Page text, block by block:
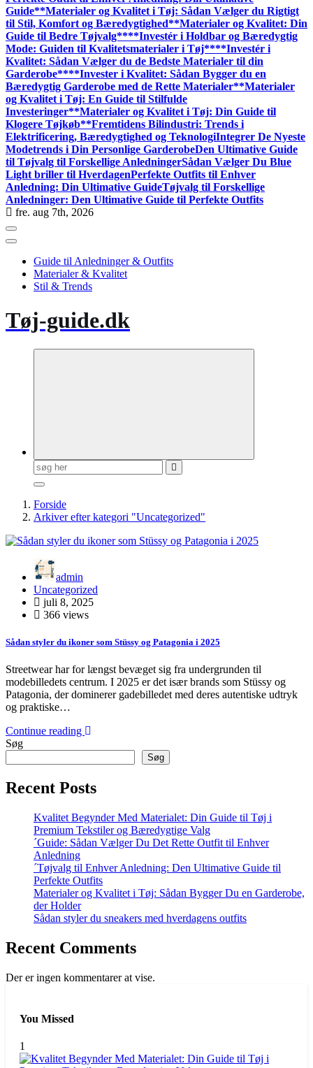
Guide**Materialer og Kvalitet i Tøj: Sådan Vælger du Rigtigt
til Stil, Komfort og Bæredygtighed**Materialer og Kvalitet: Din
Guide til Bedre Tøjvalg****Investér i Holdbar og Bæredygtig
Mode: Guiden til Kvalitetsmaterialer i Tøj****Investér i
Kvalitet: Sådan Vælger du de Bedste Materialer til din
Garderobe****Invester i Kvalitet: Sådan Bygger du en
Bæredygtig Garderobe med de Rette Materialer**Materialer
og Kvalitet i Tøj: En Guide til Stilfulde
Investeringer**Materialer og Kvalitet i Tøj: Din Guide til
Klogere Tøjkøb**Fremtidens Bilindustri: Trends i
Elektrificering, Bæredygtighed og TeknologiIntegrer De Nyeste
Modetrends i Din Personlige GarderobeDen Ultimative Guide
til Tøjvalg til Forskellige AnledningerSådan Vælger Du Blue
Light briller til HverdagenPerfekte Outfits til Enhver
Anledning: Din Ultimative GuideTøjvalg til Forskellige
Anledninger: Den Ultimative Guide til Perfekte Outfits
fre. aug 7th, 2026
Guide til Anledninger & Outfits
Materialer & Kvalitet
Stil & Trends
Tøj-guide.dk
Søg
efter:
Forside
Arkiver efter kategori "Uncategorized"
admin
Uncategorized
juli 8, 2025
366 views
Sådan styler du ikoner som Stüssy og Patagonia i 2025
Streetwear har for længst bevæget sig fra undergrunden til
modebilledets centrum. I 2025 er det især brands som Stüssy og
Patagonia, der dominerer gadebilledet med deres autentiske udtryk
og praktiske…
Continue reading
Søg
Søg
Recent Posts
Kvalitet Begynder Med Materialet: Din Guide til Tøj i
Premium Tekstiler og Bæredygtige Valg
´Guide: Sådan Vælger Du Det Rette Outfit til Enhver
Anledning
´Tøjvalg til Enhver Anledning: Den Ultimative Guide til
Perfekte Outfits
Materialer og Kvalitet i Tøj: Sådan Bygger Du en Garderobe,
der Holder
Sådan styler du sneakers med hverdagens outfits
Recent Comments
Der er ingen kommentarer at vise.
You Missed
1